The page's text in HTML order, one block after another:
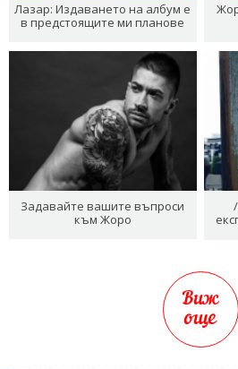
Лазар: Издаването на албум е
в предстоящите ми планове
Задавайте вашите въпроси
към Жоро
Виж
още